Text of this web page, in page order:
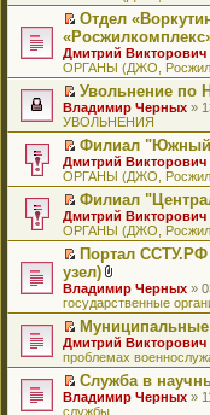
ю
е
н
ю
с
о
б
щ
е
н
и
ю
н
н
м
у
с
о
о
б
щ
е
н
и
ю
о
ч
т
а
н
н
о
м
у
с
о
о
б
щ
е
н
и
ю
у
н
п
р
о
ч
и
т
а
н
н
о
м
у
с
о
о
б
щ
е
н
и
ю
е
р
о
м
у
н
е
п
р
о
ч
и
т
а
н
н
о
м
у
с
о
о
б
щ
е
н
и
й
т
к
п
е
р
в
о
м
у
н
е
п
р
о
ч
и
т
а
н
н
о
м
у
с
о
о
П
р
е
й
т
и
к
п
е
р
в
о
м
у
н
е
п
р
о
ч
и
т
а
н
н
о
Отдел
Дмитрий Викторович
ОРГАНЫ (ДЖО,
П
е
р
е
й
т
и
к
п
е
р
в
о
м
у
н
е
п
р
о
ч
и
Увольнение по
Владимир Черных »
УВОЛЬНЕНИЯ
П
е
р
е
й
т
и
к
п
е
р
в
о
м
у
н
е
п
Филиал
Дмитрий Викторович
ОРГАНЫ (ДЖО,
П
е
р
й
т
и
к
п
е
р
в
о
м
Филиал
Дмитрий Викторович
ОРГАНЫ (ДЖО,
П
е
р
е
й
т
и
к
п
е
р
Портал
узел)
В
л
о
ж
е
н
и
я
Владимир Черных »
государственные
П
е
р
е
й
т
Дмитрий Викторович
проблемах
П
е
Служба в
Владимир Черных »
службы